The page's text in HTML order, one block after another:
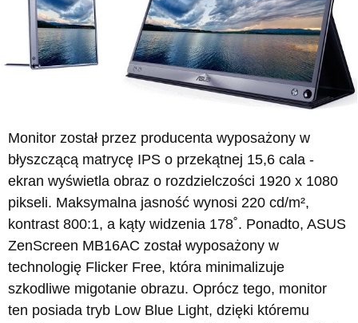
Monitor został przez producenta wyposażony w
błyszczącą matrycę IPS o przekątnej 15,6 cala -
ekran wyświetla obraz o rozdzielczości 1920 x 1080
pikseli. Maksymalna jasność wynosi 220 cd/m²,
kontrast 800:1, a kąty widzenia 178˚. Ponadto, ASUS
ZenScreen MB16AC został wyposażony w
technologię Flicker Free, która minimalizuje
szkodliwe migotanie obrazu. Oprócz tego, monitor
ten posiada tryb Low Blue Light, dzięki któremu